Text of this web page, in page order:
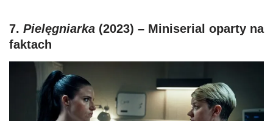
7. Pielęgniarka (2023) – Miniserial oparty na
faktach